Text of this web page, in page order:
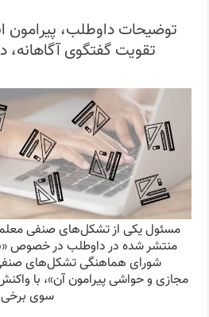
توضیحات داوطلب، پیرامون
تقویت گفتگوی آگاهانه،
مسئول یکی از تشکل‌های صنفی
منتشر شده در داوطلب در خصوص
شورای هماهنگی تشکل‌های
مجازی و حواشی پیرامون آن»، با
سوی برخی